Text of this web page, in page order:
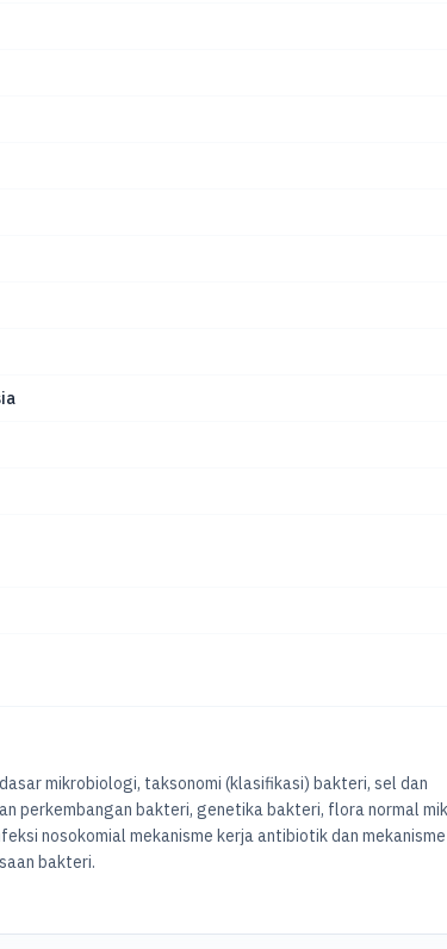
mikrobiologi, taksonomi (klasifikasi) bakteri, sel dan
nosokomial mekanisme kerja antibiotik dan mekanisme
bakteri.